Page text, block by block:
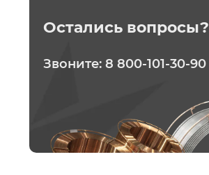
Остались вопросы?
Звоните:8 800-101-30-90